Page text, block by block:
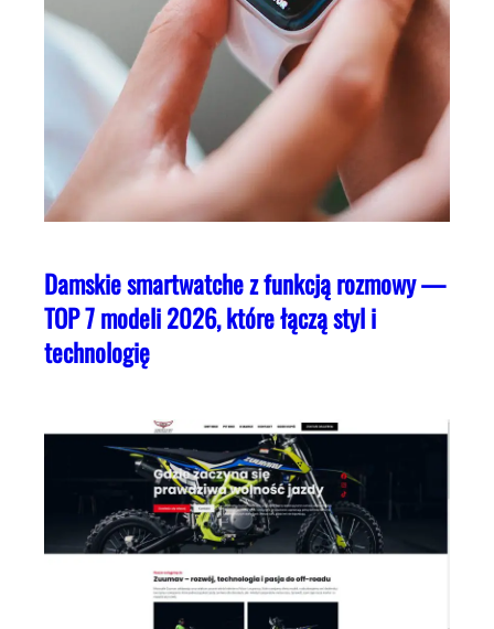
Damskie smartwatche z funkcją rozmowy —
TOP 7 modeli 2026, które łączą styl i
technologię